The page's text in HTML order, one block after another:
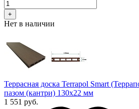
+
Нет в наличии
Террасная доска Terrapol Smart
пазом (кантри) 130х22 мм
1 551 руб.